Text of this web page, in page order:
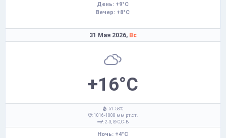
День: +9°C
Вечер: +8°C
31 Мая 2026, Вс
+16°C
: 51-53%
: 1016-1008 мм рт.ст.
: 2-3,
С,С-В
Ночь: +4°C